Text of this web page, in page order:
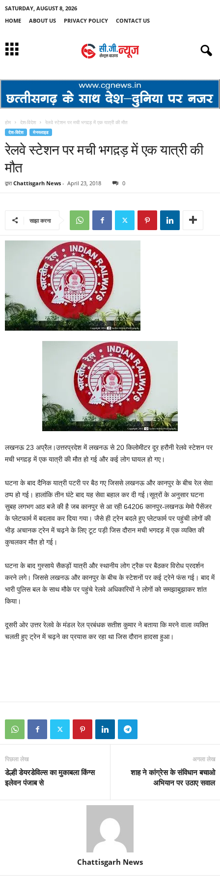
SATURDAY, AUGUST 8, 2026
HOME
ABOUT US PRIVACY POLICY CONTACT US
होम देश-विदेश रेलवे स्टेशन पर मची भगद़ड़ में एक यात्री की मौत
देश-विदेश मेनस्लाइड
रेलवे स्टेशन पर मची भगद़ड़ में एक यात्री की
मौत
द्वारा Chattisgarh News - April 23, 2018 0
साझा करना
लखनऊ 23 अप्रैल।उत्तरप्रदेश में लखनऊ से 20 किलोमीटर दूर हरौनी रेलवे स्टेशन पर
मची भगद़ड़ में एक यात्री की मौत हो गई और कई लोग घायल हो गए।
घटना के बाद दैनिक यात्री पटरी पर बैठ गए जिससे लखनऊ और कानपुर के बीच रेल सेवा
ठप्प हो गई। हालांकि तीन घंटे बाद यह सेवा बहाल कर दी गई।सूत्रों के अनुसार घटना
सुबह लगभग आठ बजे की है जब कानपुर से आ रही 64206 कानपुर-लखनऊ मेमो पैसेंजर
के प्लेटफार्म में बदलाव कर दिया गया। जैसे ही ट्रेन बदले हुए प्लेटफार्म पर पहुंची लोगों की
भीड़ अचानक ट्रेन में चढ़ने के लिए टूट पड़ी जिस दौरान मची भगदड़ में एक व्यक्ति की
कुचलकर मौत हो गई।
घटना के बाद गुस्साये सैकड़ों यात्री और स्थानीय लोग ट्रैक पर बैठकर विरोध प्रदर्शन
करने लगे। जिससे लखनऊ और कानपुर के बीच के स्टेशनों पर कई ट्रेने फंस गई। बाद में
भारी पुलिस बल के साथ मौके पर पहुंचे रेलवे अधिकारियों ने लोगों को समझाबुझाकर शांत
किया।
दूसरी ओर उत्तर रेलवे के मंडल रेल प्रबंधक सतीश कुमार ने बताया कि मरने वाला व्यक्ति
चलती हुए ट्रेन में चढ़ने का प्रयास कर रहा था जिस दौरान हादसा हुआ।
पिछला लेख
डेल्ही डेयरडेविल्स का मुकाबला किंग्स
इलेवन पंजाब से
अगला लेख
शाह ने कांग्रेस के संविधान बचाओ
अभियान पर उठाए सवाल
Chattisgarh News